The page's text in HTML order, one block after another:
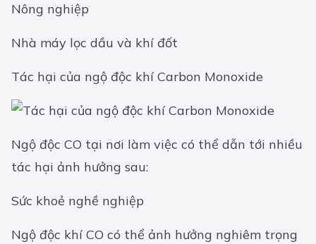
Nông nghiệp
Nhà máy lọc dầu và khí đốt
Tác hại của ngộ độc khí Carbon Monoxide
Ngộ độc CO tại nơi làm việc có thể dẫn tới nhiều
tác hại ảnh hưởng sau:
Sức khoẻ nghề nghiệp
Ngộ độc khí CO có thể ảnh hưởng nghiêm trọng